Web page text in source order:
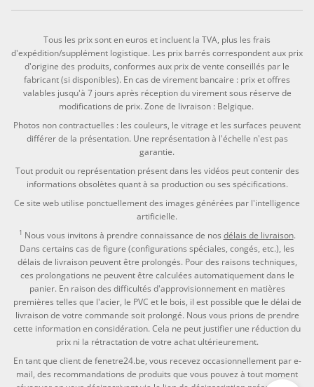
Tous les prix sont en euros et incluent la TVA, plus les frais
d'expédition/supplément logistique. Les prix barrés correspondent aux prix
d'origine des produits, conformes aux prix de vente conseillés par le
fabricant (si disponibles). En cas de virement bancaire : prix et offres
valables jusqu'à 7 jours après réception du virement sous réserve de
modifications de prix. Zone de livraison : Belgique.
Photos non contractuelles : les couleurs, le vitrage et les surfaces peuvent
différer de la présentation. Une représentation à l'échelle n'est pas
garantie.
Tout produit ou représentation présent dans les vidéos peut contenir des
informations obsolètes quant à sa production ou ses spécifications.
Ce site web utilise ponctuellement des images générées par l'intelligence
artificielle.
1 Nous vous invitons à prendre connaissance de nos délais de livraison.
Dans certains cas de figure (configurations spéciales, congés, etc.), les
délais de livraison peuvent être prolongés. Pour des raisons techniques,
ces prolongations ne peuvent être calculées automatiquement dans le
panier. En raison des difficultés d'approvisionnement en matières
premières telles que l'acier, le PVC et le bois, il est possible que le délai de
livraison de votre commande soit prolongé. Nous vous prions de prendre
cette information en considération. Cela ne peut justifier une réduction du
prix ni la rétractation de votre achat ultérieurement.
En tant que client de fenetre24.be, vous recevez occasionnellement par e-
mail, des recommandations de produits que vous pouvez à tout moment